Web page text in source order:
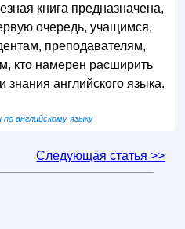
книга предназначена,
очередь, учащимся,
преподавателям,
кто намерен расширить
знания английского языка.
по английскому языку
Следующая статья >>